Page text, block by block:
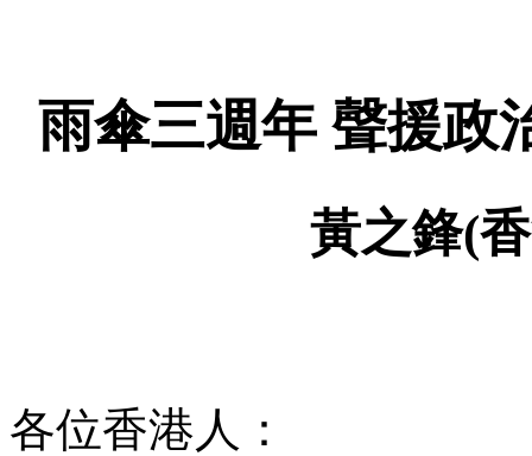
雨傘三週年 聲援政
黃之鋒(
各位香港人：